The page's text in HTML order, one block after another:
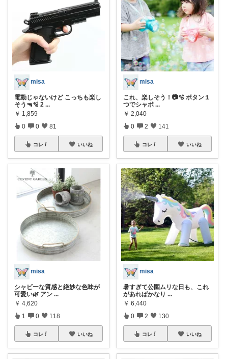
misa
電動じゃないけど こっちも楽し
そう🔫🫧 2 ...
￥ 1,859
0 0 81
コレ いいね
misa
シャビーな質感と絶妙な色味が
可愛い🌿 アン ...
￥ 4,620
1 0 118
コレ いいね
misa
これ、楽しそう！📷️🫧 ボタン１
つでシャボ ...
￥ 2,040
0 2 141
コレ いいね
misa
暑すぎて公園ムリな日も、これ
があればかなり ...
￥ 6,440
0 2 130
コレ いいね